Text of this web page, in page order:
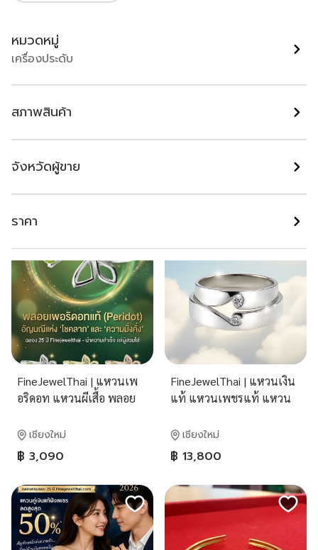
กล้องส่องเพชร อัญมณี
ทองคำ
นนทบุรี
฿ 820
ประดับแท้ ของขวัญวันแม่
฿ 4,590
FineJewelThai | แหวนเพ
อริดอท แหวนผีเสื้อ พลอย
เชียงใหม่
฿ 3,090
FineJewelThai | แหวนเงิน
แท้ แหวนเพชรแท้ แหวน
เชียงใหม่
฿ 13,800
หมวดหมู่
เครื่องประดับ
สภาพสินค้า
จังหวัดผู้ขาย
ราคา